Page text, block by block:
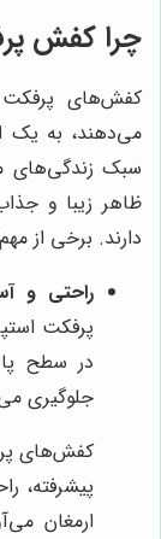
چرا کفش
کفش‌های پرفکت
می‌دهند، به یک
سبک زندگی‌های
ظاهر زیبا و
دارند. برخی از
راحتی و
پرفکت
در سطح پا
جلوگیری
کفش‌های
پیشرفته،
ارمغان